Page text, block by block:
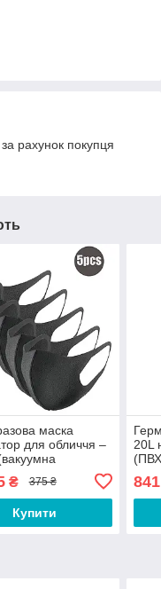
рахунок покупця
маска
для обличчя –
₴ 375 ₴
Купити
20L